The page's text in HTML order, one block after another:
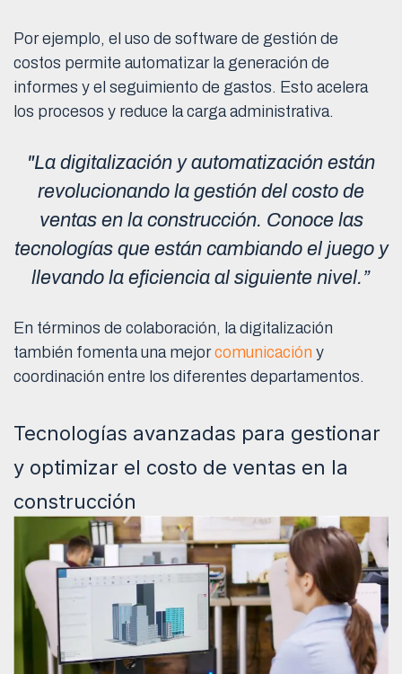
Por ejemplo, el uso de software de gestión de
costos permite automatizar la generación de
informes y el seguimiento de gastos. Esto acelera
los procesos y reduce la carga administrativa.
"La digitalización y automatización están
revolucionando la gestión del costo de
ventas en la construcción. Conoce las
tecnologías que están cambiando el juego y
llevando la eficiencia al siguiente nivel.”
En términos de colaboración, la digitalización
también fomenta una mejorcomunicación y
coordinación entre los diferentes departamentos.
Tecnologías avanzadas para gestionar
y optimizar el costo de ventas en la
construcción